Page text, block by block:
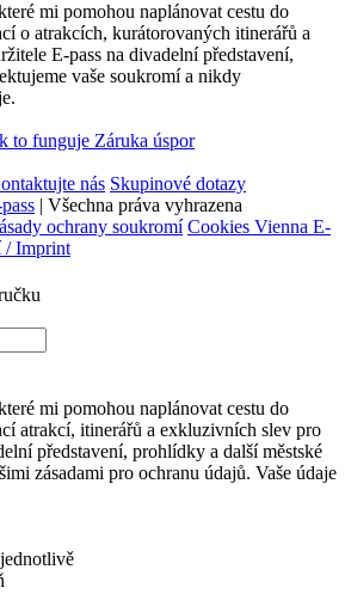
mi pomohou naplánovat cestu do
o atrakcích, kurátorovaných itinerářů a
E-pass na divadelní představení,
vaše soukromí a nikdy
to funguje Záruka úspor
nás Skupinové dotazy
| Všechna práva vyhrazena
ochrany soukromí Cookies Vienna E-
/ Imprint
mi pomohou naplánovat cestu do
atrakcí, itinerářů a exkluzivních slev pro
představení, prohlídky a další městské
zásadami pro ochranu údajů. Vaše údaje